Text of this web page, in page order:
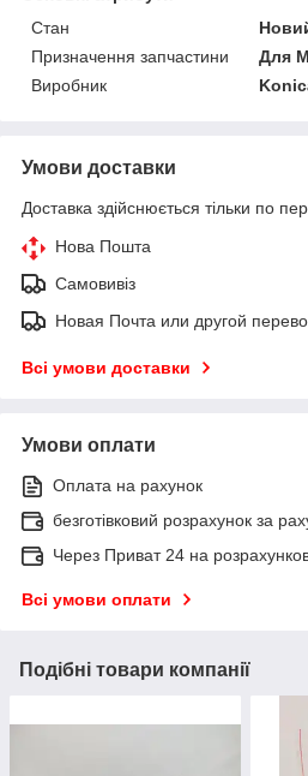
Стан
Призначення запчастини
Для
Виробник
Умови доставки
Доставка здійснюється тільки по
Нова Пошта
Самовивіз
Новая Почта или другой
Всі умови доставки
Умови оплати
Оплата на рахунок
безготівковий розрахунок за
Через Приват 24 на
Всі умови оплати
Подібні товари компанії